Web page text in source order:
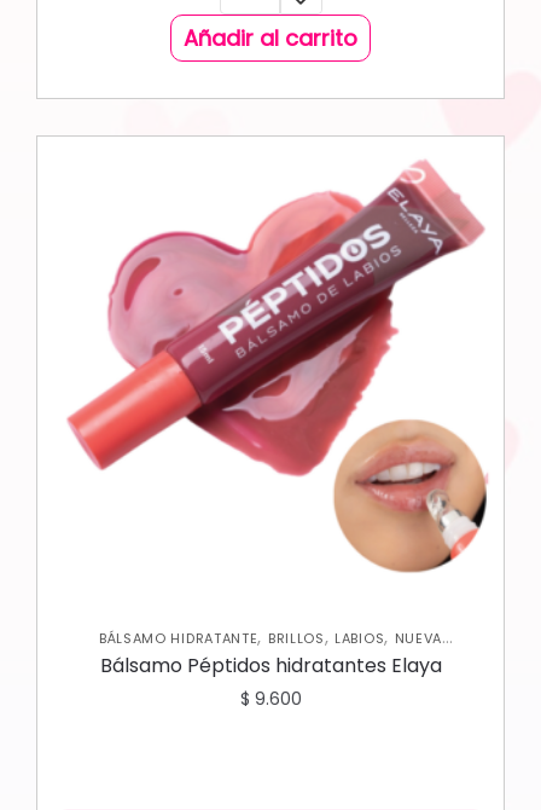
Añadir al carrito
BÁLSAMO HIDRATANTE, BRILLOS, LABIOS, NUEVA
COLECCIÓN
Bálsamo Péptidos hidratantes Elaya
$ 9.600